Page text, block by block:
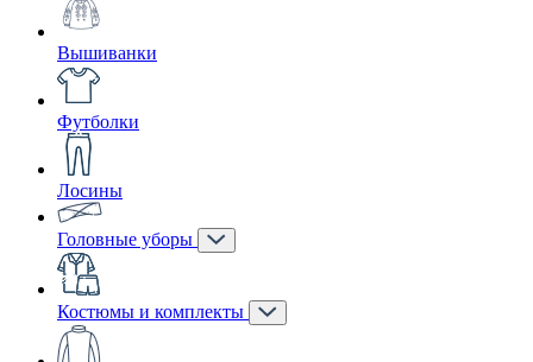
Вышиванки
Футболки
Лосины
Головные уборы
Костюмы и комплекты